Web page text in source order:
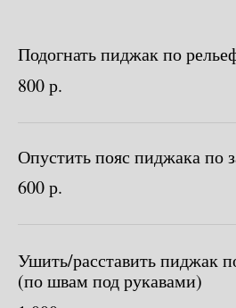
Подогнать пиджак по
800 р.
Опустить пояс пиджака по
600 р.
Ушить/расставить пиджак
(по швам под рукавами)